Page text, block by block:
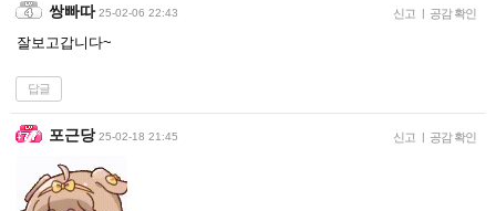
쌍빠따 25-02-06 22:43 신고 | 공감 확인
잘보고갑니다~
답글
포근당 25-02-18 21:45 신고 | 공감 확인